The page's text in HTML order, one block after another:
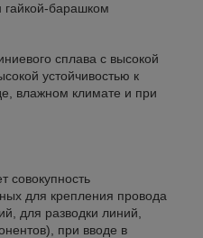
гайкой-барашком
сплава с высокой
устойчивостью к
влажном климате и при
совокупность
для крепления провода
для разводки линий,
при вводе в